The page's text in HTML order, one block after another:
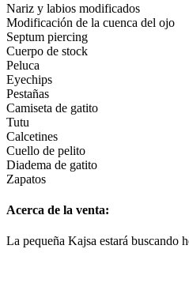
Nariz y labios modificados
Modificación de la cuenca del ojo
Septum piercing
Cuerpo de stock
Peluca
Eyechips
Pestañas
Camiseta de gatito
Tutu
Calcetines
Cuello de pelito
Diadema de gatito
Zapatos
Acerca de la venta:
La pequeña Kajsa estará buscando